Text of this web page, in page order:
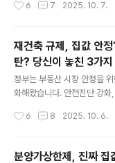
위치는 좋은데 조건은?“교통
무주택자 입장에서 재개발은
파헤쳐 보겠습니다 🔍.1️⃣ 공
지만…재개발은 도시 주택 공
🏢➡️🏙️. 소규모 노후주택이 헐
지 아파트가 들어서기 때문이
용입니다. 조합 설립부터 인허
불안정한 전월세 시장을 전전
6 7 2025. 10. 7.
재건축 규제, 집값 안
탄? 당신이 놓친 3가지
정부는 부동산 시장 안정을
화해왔습니다. 안전진단 강화
말로 무주택자에게 유리한 걸
한 집값 상승재건축은 노후
6 8 2025. 10. 6.
분양가상한제, 진짜 집